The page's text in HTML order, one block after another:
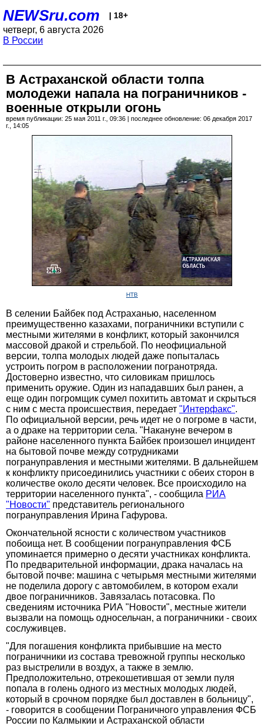
NEWSru.com | 18+
четверг, 6 августа 2026
В России
В Астраханской области толпа
молодежи напала на пограничников -
военные открыли огонь
время публикации: 25 мая 2011 г., 09:36 | последнее обновление: 06 декабря 2017
г., 14:05
НТВ
В селении Байбек под Астраханью, населенном
преимущественно казахами, пограничники вступили с
местными жителями в конфликт, который закончился
массовой дракой и стрельбой. По неофициальной
версии, толпа молодых людей даже попыталась
устроить погром в расположении погранотряда.
Достоверно известно, что силовикам пришлось
применить оружие. Один из нападавших был ранен, а
еще один погромщик сумел похитить автомат и скрыться
с ним с места происшествия, передает "Интерфакс".
По официальной версии, речь идет не о погроме в части,
а о драке на территории села. "Накануне вечером в
районе населенного пункта Байбек произошел инцидент
на бытовой почве между сотрудниками
погрануправления и местными жителями. В дальнейшем
к конфликту присоединились участники с обеих сторон в
количестве около десяти человек. Все происходило на
территории населенного пункта", - сообщила РИА
"Новости" представитель регионального
погрануправления Ирина Гафурова.
Окончательной ясности с количеством участников
побоища нет. В сообщении погрануправления ФСБ
упоминается примерно о десяти участниках конфликта.
По предварительной информации, драка началась на
бытовой почве: машина с четырьмя местными жителями
не поделила дорогу с автомобилем, в котором ехали
двое пограничников. Завязалась потасовка. По
сведениям источника РИА "Новости", местные жители
вызвали на помощь односельчан, а пограничники - своих
сослуживцев.
"Для погашения конфликта прибывшие на место
пограничники из состава тревожной группы несколько
раз выстрелили в воздух, а также в землю.
Предположительно, отрекошетившая от земли пуля
попала в голень одного из местных молодых людей,
который в срочном порядке был доставлен в больницу",
- говорится в сообщении Пограничного управления ФСБ
России по Калмыкии и Астраханской области